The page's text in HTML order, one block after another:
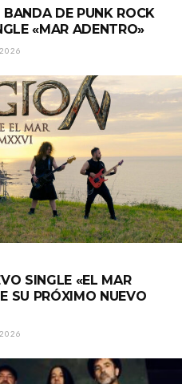
DE PUNK ROCK
«MAR ADENTRO»
SINGLE «EL MAR
SU PRÓXIMO NUEVO